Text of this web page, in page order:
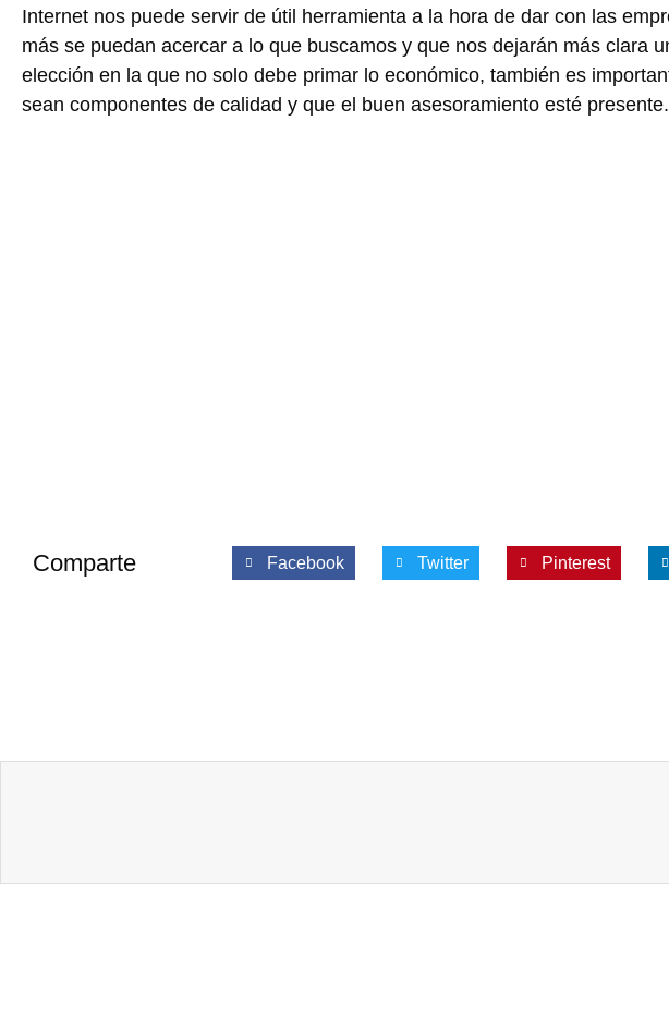
Internet nos puede servir de útil herramienta a la hora de dar con las
más se puedan acercar a lo que buscamos y que nos dejarán más clara
elección en la que no solo debe primar lo económico, también es
sean componentes de calidad y que el buen asesoramiento esté presente.
Comparte Facebook Twitter Pinterest